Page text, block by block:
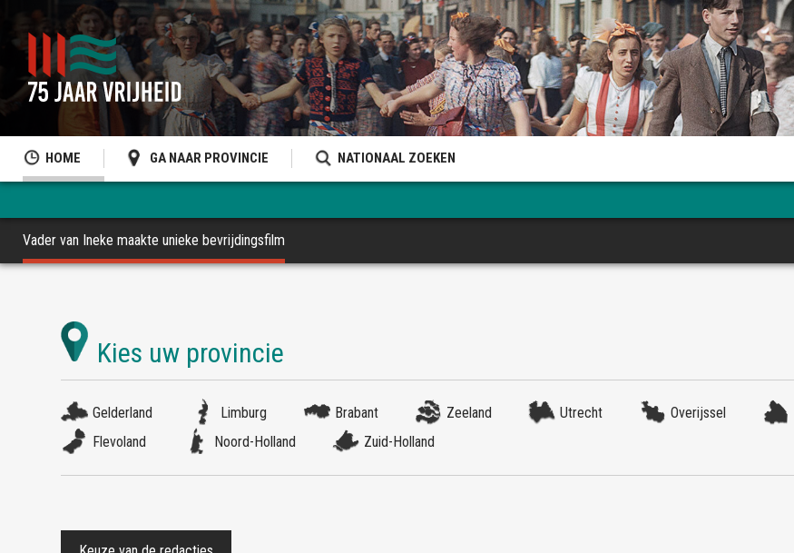
HOME GA NAAR PROVINCIE NATIONAAL ZOEKEN
Vader van Ineke maakte unieke bevrijdingsfilm
Gelderland Limburg Brabant Zeeland Utrecht Overijssel
Flevoland
Noord-Holland Zuid-Holland